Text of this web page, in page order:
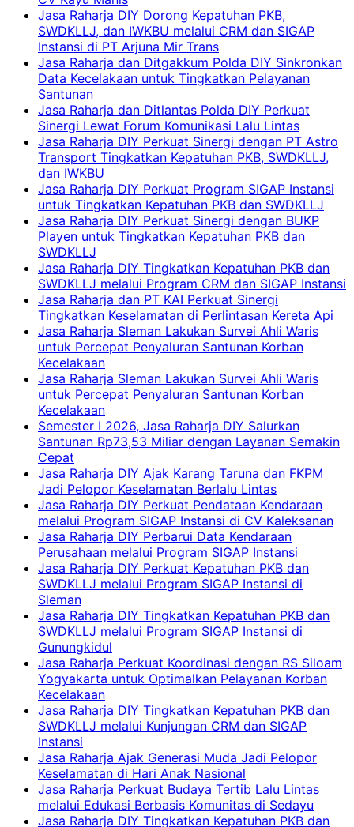
Jasa Raharja DIY Dorong Kepatuhan PKB,
SWDKLLJ, dan IWKBU melalui CRM dan SIGAP
Instansi di PT Arjuna Mir Trans
Jasa Raharja dan Ditgakkum Polda DIY Sinkronkan
Data Kecelakaan untuk Tingkatkan Pelayanan
Santunan
Jasa Raharja dan Ditlantas Polda DIY Perkuat
Sinergi Lewat Forum Komunikasi Lalu Lintas
Jasa Raharja DIY Perkuat Sinergi dengan PT Astro
Transport Tingkatkan Kepatuhan PKB, SWDKLLJ,
dan IWKBU
Jasa Raharja DIY Perkuat Program SIGAP Instansi
untuk Tingkatkan Kepatuhan PKB dan SWDKLLJ
Jasa Raharja DIY Perkuat Sinergi dengan BUKP
Playen untuk Tingkatkan Kepatuhan PKB dan
SWDKLLJ
Jasa Raharja DIY Tingkatkan Kepatuhan PKB dan
SWDKLLJ melalui Program CRM dan SIGAP Instansi
Jasa Raharja dan PT KAI Perkuat Sinergi
Tingkatkan Keselamatan di Perlintasan Kereta Api
Jasa Raharja Sleman Lakukan Survei Ahli Waris
untuk Percepat Penyaluran Santunan Korban
Kecelakaan
Jasa Raharja Sleman Lakukan Survei Ahli Waris
untuk Percepat Penyaluran Santunan Korban
Kecelakaan
Semester I 2026, Jasa Raharja DIY Salurkan
Santunan Rp73,53 Miliar dengan Layanan Semakin
Cepat
Jasa Raharja DIY Ajak Karang Taruna dan FKPM
Jadi Pelopor Keselamatan Berlalu Lintas
Jasa Raharja DIY Perkuat Pendataan Kendaraan
melalui Program SIGAP Instansi di CV Kaleksanan
Jasa Raharja DIY Perbarui Data Kendaraan
Perusahaan melalui Program SIGAP Instansi
Jasa Raharja DIY Perkuat Kepatuhan PKB dan
SWDKLLJ melalui Program SIGAP Instansi di
Sleman
Jasa Raharja DIY Tingkatkan Kepatuhan PKB dan
SWDKLLJ melalui Program SIGAP Instansi di
Gunungkidul
Jasa Raharja Perkuat Koordinasi dengan RS Siloam
Yogyakarta untuk Optimalkan Pelayanan Korban
Kecelakaan
Jasa Raharja DIY Tingkatkan Kepatuhan PKB dan
SWDKLLJ melalui Kunjungan CRM dan SIGAP
Instansi
Jasa Raharja Ajak Generasi Muda Jadi Pelopor
Keselamatan di Hari Anak Nasional
Jasa Raharja Perkuat Budaya Tertib Lalu Lintas
melalui Edukasi Berbasis Komunitas di Sedayu
Jasa Raharja DIY Tingkatkan Kepatuhan PKB dan